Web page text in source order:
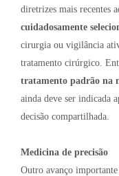
diretrizes mais recentes
cuidadosamente
cirurgia ou vigilância
tratamento cirúrgico.
tratamento padrão na
ainda deve ser indicada
decisão compartilhada.
Medicina de precisão
Outro avanço